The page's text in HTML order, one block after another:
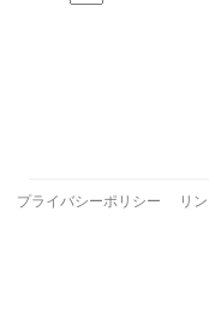
プライバシーポリシー リ